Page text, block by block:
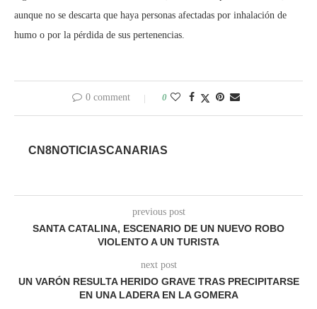
aunque no se descarta que haya personas afectadas por inhalación de
humo o por la pérdida de sus pertenencias.
0 comment 0
CN8NOTICIASCANARIAS
previous post
SANTA CATALINA, ESCENARIO DE UN NUEVO ROBO
VIOLENTO A UN TURISTA
next post
UN VARÓN RESULTA HERIDO GRAVE TRAS PRECIPITARSE
EN UNA LADERA EN LA GOMERA